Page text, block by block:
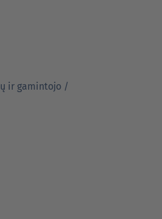
ir gamintojo /